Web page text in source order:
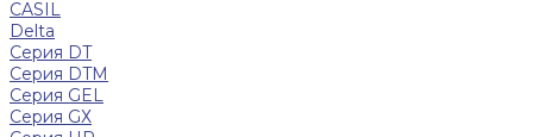
CASIL
Delta
Серия DT
Серия DTM
Серия GEL
Серия GХ